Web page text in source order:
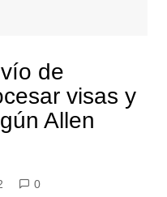
de
visas y
Allen
0